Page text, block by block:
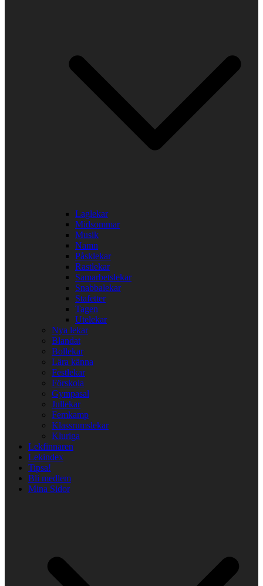
Laglekar
Midsommar
Musik
Namn
Påsklekar
Rastlekar
Samarbetslekar
Snabbalekar
Stafetter
Tagen
Utelekar
Nya lekar
Blandat
Bollekar
Lära känna
Festlekar
Förskola
Gympasal
Jullekar
Femkamp
Klassrumslekar
Kluriga
Lekfinnaren
Lekindex
Tipsa!
Bli medlem
Mina Sidor